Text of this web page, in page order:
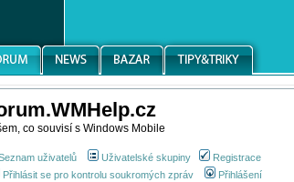
co souvisí s Windows Mobile
uživatelů Uživatelské skupiny
Registrace
Přihlásit se pro kontrolu soukromých zpráv Přihlášení